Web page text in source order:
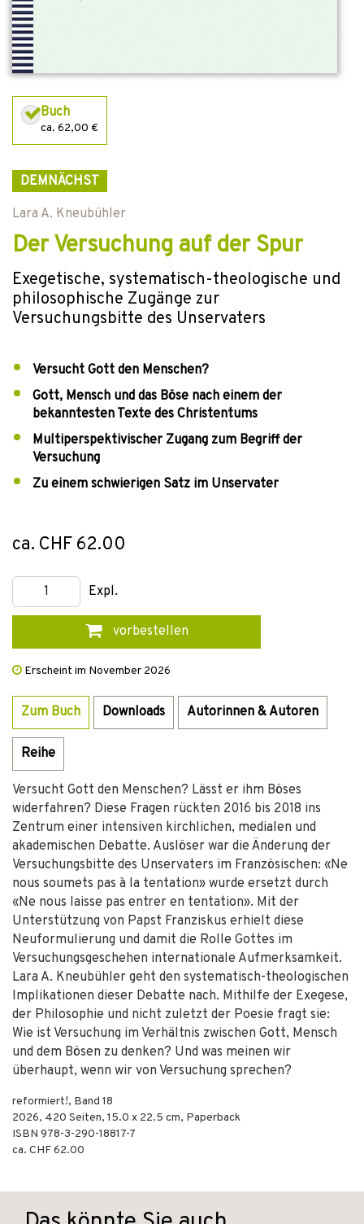
Buch
ca. 62,00 €
DEMNÄCHST
Lara A. Kneubühler
Der Versuchung auf der Spur
Exegetische, systematisch-theologische und
philosophische Zugänge zur
Versuchungsbitte des Unservaters
Versucht Gott den Menschen?
Gott, Mensch und das Böse nach einem der
bekanntesten Texte des Christentums
Multiperspektivischer Zugang zum Begriff der
Versuchung
Zu einem schwierigen Satz im Unservater
ca. CHF 62.00
Expl.
vorbestellen
Erscheint im November 2026
Zum Buch Downloads Autorinnen & Autoren
Reihe
Versucht Gott den Menschen? Lässt er ihm Böses
widerfahren? Diese Fragen rückten 2016 bis 2018 ins
Zentrum einer intensiven kirchlichen, medialen und
akademischen Debatte. Auslöser war die Änderung der
Versuchungsbitte des Unservaters im Französischen: «Ne
nous soumets pas à la tentation» wurde ersetzt durch
«Ne nous laisse pas entrer en tentation». Mit der
Unterstützung von Papst Franziskus erhielt diese
Neuformulierung und damit die Rolle Gottes im
Versuchungsgeschehen internationale Aufmerksamkeit.
Lara A. Kneubühler geht den systematisch-theologischen
Implikationen dieser Debatte nach. Mithilfe der Exegese,
der Philosophie und nicht zuletzt der Poesie fragt sie:
Wie ist Versuchung im Verhältnis zwischen Gott, Mensch
und dem Bösen zu denken? Und was meinen wir
überhaupt, wenn wir von Versuchung sprechen?
reformiert!, Band 18
2026, 420 Seiten, 15.0 x 22.5 cm, Paperback
ISBN 978-3-290-18817-7
ca. CHF 62.00